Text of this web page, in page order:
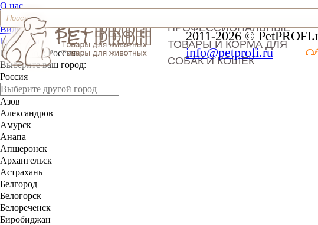
О нас
Доставка и оплата
Видео
Контакты
Ваш город: Россия
Выберите ваш город:
Россия
Азов
Александров
Амурск
Анапа
Апшеронск
Архангельск
Астрахань
Белгород
Белогорск
Белореченск
Биробиджан
ПРОФЕССИОНАЛЬНЫЕ
ТОВАРЫ И КОРМА ДЛЯ
СОБАК И КОШЕК
2011-2026 ©
info@petprofi.ru